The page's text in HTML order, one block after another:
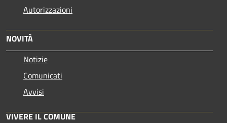
Autorizzazioni
NOVITÀ
Notizie
Comunicati
Avvisi
VIVERE IL COMUNE